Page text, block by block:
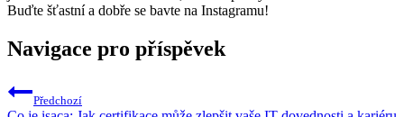
Buďte šťastní a dobře se bavte na Instagramu!
Navigace pro příspěvek
Předchozí